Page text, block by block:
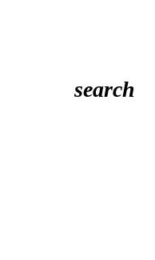
search